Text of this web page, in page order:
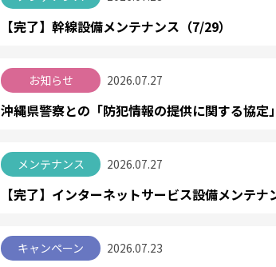
【完了】幹線設備メンテナンス（7/29）
お知らせ 2026.07.27
沖縄県警察との「防犯情報の提供に関する協定
メンテナンス 2026.07.27
【完了】インターネットサービス設備メンテナ
キャンペーン 2026.07.23